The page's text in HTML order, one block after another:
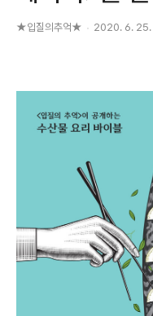
★입질의추억★ 2020. 6. 25.